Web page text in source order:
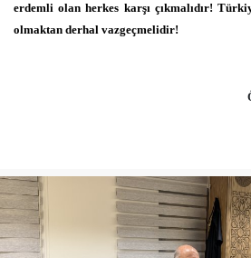
erdemli olan herkes karşı çıkmalıdır!
olmaktan derhal vazgeçmelidir!